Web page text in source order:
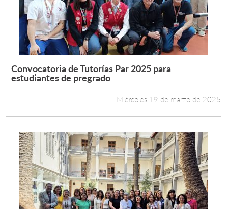
Leer más +
Convocatoria de Tutorías Par 2025 para
estudiantes de pregrado
Miércoles 19 de marzo de 2025